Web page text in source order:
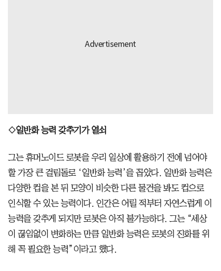
◇일반화 능력 갖추기가 열쇠
그는 휴머노이드 로봇을 우리 일상에 활용하기 전에 넘어야
할 가장 큰 걸림돌로 ‘일반화 능력’을 꼽았다. 일반화 능력은
다양한 컵을 본 뒤 모양이 비슷한 다른 물건을 봐도 컵으로
인식할 수 있는 능력이다. 인간은 어릴 적부터 자연스럽게 이
능력을 갖추게 되지만 로봇은 아직 불가능하다. 그는 “세상
이 끊임없이 변화하는 만큼 일반화 능력은 로봇의 진화를 위
해 꼭 필요한 능력”이라고 했다.